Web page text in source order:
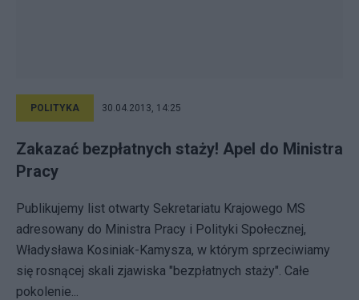
POLITYKA 30.04.2013, 14:25
Zakazać bezpłatnych staży! Apel do Ministra
Pracy
Publikujemy list otwarty Sekretariatu Krajowego MS
adresowany do Ministra Pracy i Polityki Społecznej,
Władysława Kosiniak-Kamysza, w którym sprzeciwiamy
się rosnącej skali zjawiska "bezpłatnych staży". Całe
pokolenie...